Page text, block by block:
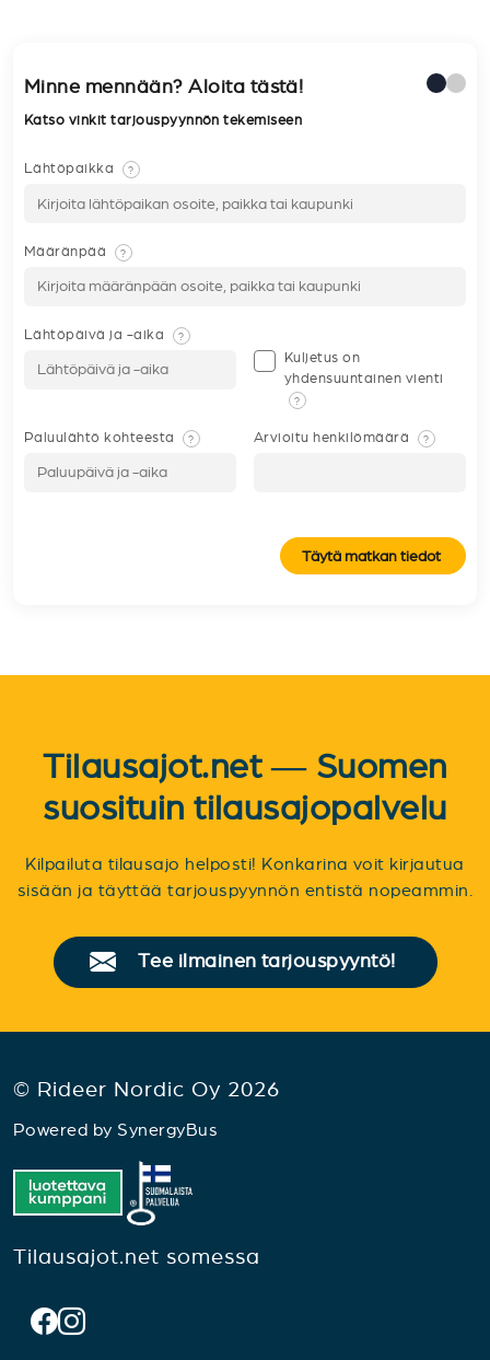
Minne mennään? Aloita tästä!
Katso vinkit tarjouspyynnön tekemiseen
Lähtöpaikka ?
Määränpää ?
Lähtöpäivä ja -aika ?
Kuljetus on
yhdensuuntainen vienti
?
Paluulähtö kohteesta ? Arvioitu henkilömäärä ?
Täytä matkan tiedot
Tilausajot.net — Suomen
suosituin tilausajopalvelu
Kilpailuta tilausajo helposti! Konkarina voit kirjautua
sisään ja täyttää tarjouspyynnön entistä nopeammin.
Tee ilmainen tarjouspyyntö!
© Rideer Nordic Oy 2026
Powered by SynergyBus
Tilausajot.net somessa